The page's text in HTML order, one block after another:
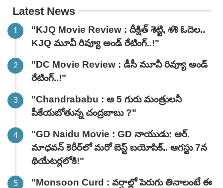
Latest News
"KJQ Movie Review : దీక్షిత్ శెట్టి, శశి ఓదెల..
KJQ మూవీ రివ్యూ అండ్ రేటింగ్‌..!"
"DC Movie Review : డీసీ మూవీ రివ్యూ అండ్
రేటింగ్‌..!"
"Chandrababu : ఆ 5 గురు మంత్రులనీ
పీకేయబోతున్న చంద్రబాబు ?"
"GD Naidu Movie : GD నాయుడు: ఆర్.
మాధవన్‌ కెరీర్‌లో మరో బెస్ట్ బయోపిక్.. ఆగస్టు 7న
థియేటర్లలోకి!"
"Monsoon Curd : వర్షాల్లో పెరుగు తినాలంటే ఈ